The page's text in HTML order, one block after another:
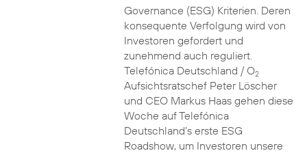
Governance (ESG) Kriterien. Deren
konsequente Verfolgung wird von
Investoren gefordert und
zunehmend auch reguliert.
Telefónica Deutschland / O2
Aufsichtsratschef Peter Löscher
und CEO Markus Haas gehen diese
Woche auf Telefónica
Deutschland’s erste ESG
Roadshow, um Investoren unsere